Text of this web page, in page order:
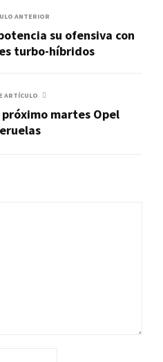
ANTERIOR
su ofensiva con
turbo-híbridos
ARTÍCULO
martes Opel